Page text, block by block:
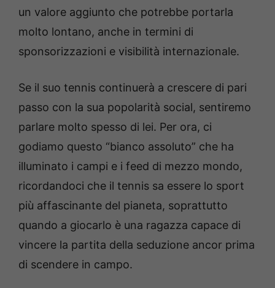
un valore aggiunto che potrebbe portarla
molto lontano, anche in termini di
sponsorizzazioni e visibilità internazionale.
Se il suo tennis continuerà a crescere di pari
passo con la sua popolarità social, sentiremo
parlare molto spesso di lei. Per ora, ci
godiamo questo “bianco assoluto” che ha
illuminato i campi e i feed di mezzo mondo,
ricordandoci che il tennis sa essere lo sport
più affascinante del pianeta, soprattutto
quando a giocarlo è una ragazza capace di
vincere la partita della seduzione ancor prima
di scendere in campo.